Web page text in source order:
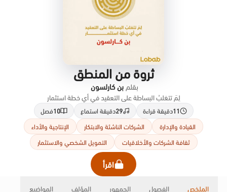
لا توجد كتب في الرف بعد.
ثروة من المنطق
بقلم بن كارلسون
لِمَ تتغلبُ البساطة على التعقيد في أي خطة استثمار
11دقيقة قراءة 29دقيقة استماع 10فصل
القيادة والإدارة
الشركات الناشئة والابتكار
الإنتاجية والأداء
ثقافة الشركات والأخلاقيات
التمويل الشخصي والاستثمار
اقرأ
الملخص الفصول الجمهور المؤلف المواضيع